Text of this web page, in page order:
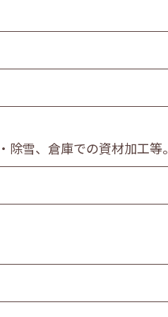
その他の製造業
運輸業
医療業
雪、倉庫での資材加工等。